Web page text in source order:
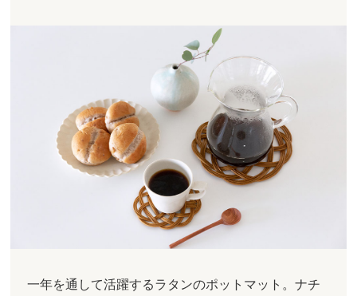
一年を通して活躍するラタンのポットマット。ナチ